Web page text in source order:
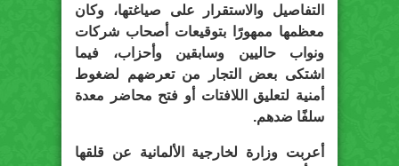
التفاصيل والاستقرار على صياغتها، وكان
معظمها ممهورًا بتوقيعات أصحاب شركات
ونواب حاليين وسابقين وأحزاب، فيما
اشتكى بعض التجار من تعرضهم لضغوط
أمنية لتعليق اللافتات أو فتح محاضر معدة
سلفًا ضدهم.
أعربت وزارة لخارجية الألمانية عن قلقها